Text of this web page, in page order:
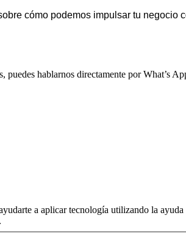
cómo podemos impulsar tu negocio
puedes hablarnos directamente por What’s
a aplicar tecnología utilizando la